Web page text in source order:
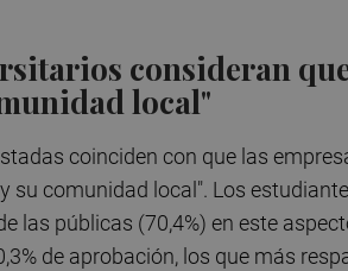
consideran
local"
coinciden con que las
su comunidad local". Los
las públicas (70,4%) en este
de aprobación, los que más